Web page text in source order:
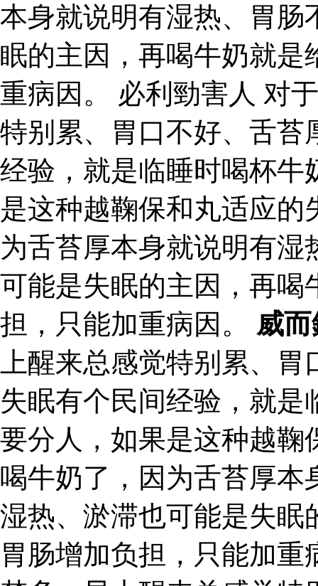
本身就说明有湿热、胃肠
眠的主因，再喝牛奶就是
重病因。 必利勁害人 对
特别累、胃口不好、舌苔
经验，就是临睡时喝杯牛
是这种越鞠保和丸适应
为舌苔厚本身就说明有
可能是失眠的主因，再喝
担，只能加重病因。 威
上醒来总感觉特别累、
失眠有个民间经验，就
要分人，如果是这种越鞠
喝牛奶了，因为舌苔厚本
湿热、淤滞也可能是失眠
胃肠增加负担，只能加